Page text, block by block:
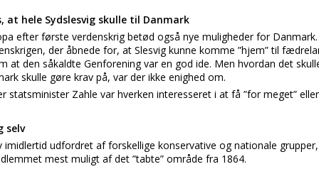
at hele Sydslesvig skulle til Danmark
efter første verdenskrig betød også nye muligheder for
der åbnede for, at Slesvig kunne komme ”hjem” til
at den såkaldte Genforening var en god ide. Men hvordan det
skulle gøre krav på, var der ikke enighed om.
statsminister Zahle var hverken interesseret i at få ”for meget”
selv
imidlertid udfordret af forskellige konservative og nationale
mest muligt af det ”tabte” område fra 1864.